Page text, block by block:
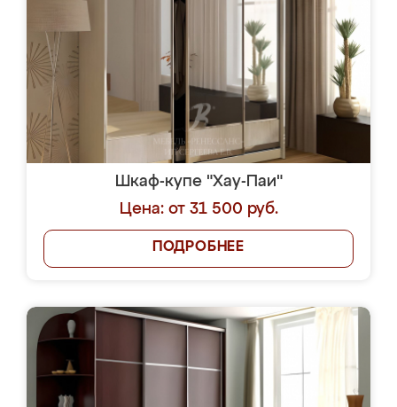
Шкаф-купе "Хау-Паи"
Цена: от 31 500 руб.
ПОДРОБНЕЕ